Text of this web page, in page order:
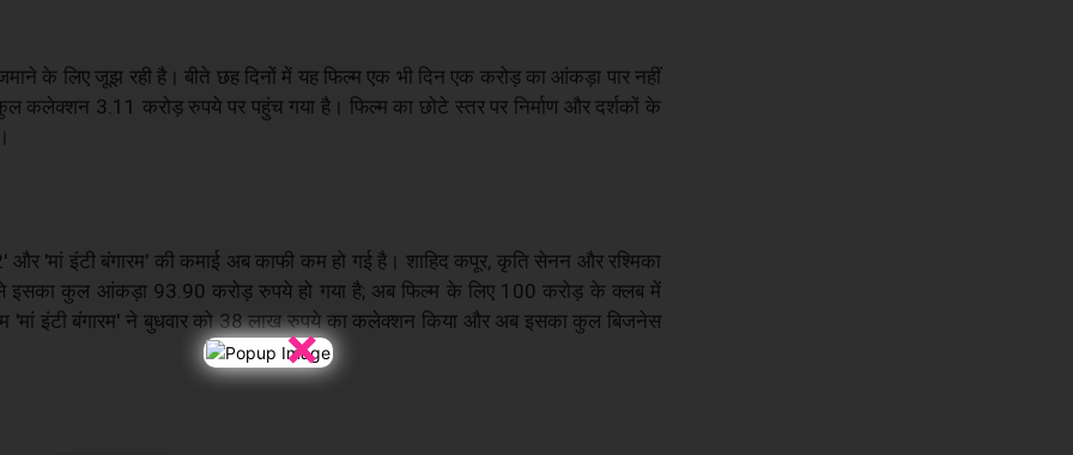
×
के लिए जूझ रही है। बीते छह दिनों में यह फिल्म एक भी दिन एक करोड़ का आंकड़ा पार नहीं
3.11 करोड़ रुपये पर पहुंच गया है। फिल्म का छोटे स्तर पर निर्माण और दर्शकों के
'मां इंटी बंगारम' की कमाई अब काफी कम हो गई है। शाहिद कपूर, कृति सेनन और रश्मिका
इसका कुल आंकड़ा 93.90 करोड़ रुपये हो गया है; अब फिल्म के लिए 100 करोड़ के क्लब में
'मां इंटी बंगारम' ने बुधवार को 38 लाख रुपये का कलेक्शन किया और अब इसका कुल बिजनेस